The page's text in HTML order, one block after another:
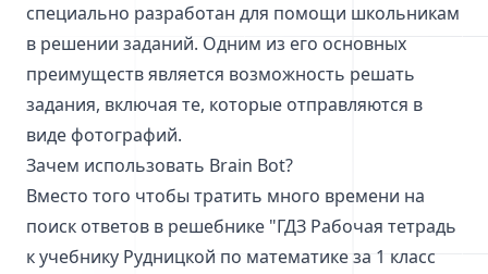
специально разработан для помощи школьникам
в решении заданий. Одним из его основных
преимуществ является возможность решать
задания, включая те, которые отправляются в
виде фотографий.
Зачем использовать Brain Bot?
Вместо того чтобы тратить много времени на
поиск ответов в решебнике "ГДЗ Рабочая тетрадь
к учебнику Рудницкой по математике за 1 класс